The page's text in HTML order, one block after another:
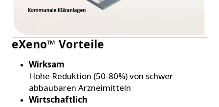
eXeno™ Vorteile
Wirksam
Hohe Reduktion (50-80%) von schwer
abbaubaren Arzneimitteln
Wirtschaftlich